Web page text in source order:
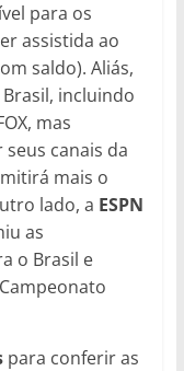
para os
assistida ao
saldo). Aliás,
Brasil, incluindo
mas
canais da
mais o
lado, a ESPN
as
o Brasil e
para conferir as